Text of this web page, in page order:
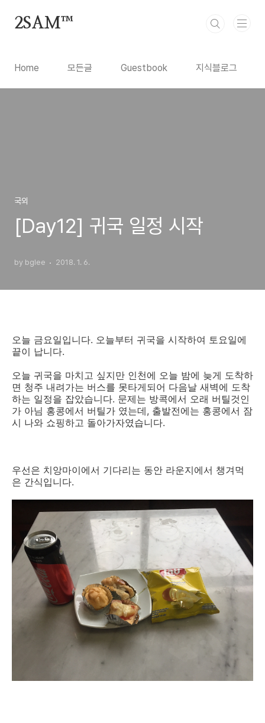
2SAM™
Home 모든글 Guestbook 지식블로그
국외
[Day12] 귀국 일정 시작
by bglee 2018. 1. 6.
오늘 금요일입니다. 오늘부터 귀국을 시작하여 토요일에
끝이 납니다.
오늘 귀국을 마치고 싶지만 인천에 오늘 밤에 늦게 도착하
면 청주 내려가는 버스를 못타게되어 다음날 새벽에 도착
하는 일정을 잡았습니다. 문제는 방콕에서 오래 버틸것인
가 아님 홍콩에서 버틸가 였는데, 출발전에는 홍콩에서 잠
시 나와 쇼핑하고 돌아가자였습니다.
우선은 치앙마이에서 기다리는 동안 라운지에서 챙겨먹
은 간식입니다.